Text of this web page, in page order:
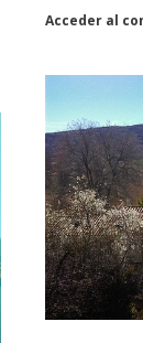
Acceder al